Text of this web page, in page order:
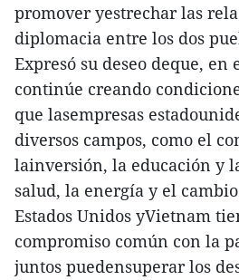
promover yestrechar las
diplomacia entre los dos
Expresó su deseo deque,
continúe creando
que lasempresas
diversos campos, como el
lainversión, la educación y
salud, la energía y el
Estados Unidos yVietnam
compromiso común con la
juntos puedensuperar los